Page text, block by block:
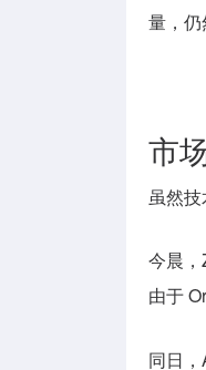
量，仍
市
虽然技
今晨
由于
同日